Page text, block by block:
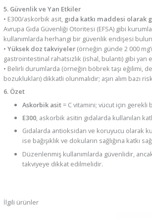
5. Güvenlik ve Yan Etkiler
• E300/askorbik asit, gıda katkı maddesi olarak
Avrupa Gıda Güvenliği Otoritesi (EFSA) gibi
kullanımlarda herhangi bir güvenlik endişesi
• Yüksek doz takviyeler(örneğin günde 2 000
gastrointestinal rahatsızlık (ishal, bulantı) gibi
• Belirli durumlarda (örneğin böbrek taşı eğilimi,
bozuklukları) dikkatli olunmalıdır; aşırı alım bazı
6. Özet
Askorbik asit= C vitamini; vücut için gerekli
E300, askorbik asitin gıdalarda kullanılan
Gıdalarda antioksidan ve koruyucu olarak
ise bağışıklık ve dokuların sağlığına katkı
Düzenlenmiş kullanımlarda güvenlidir,
takviyeye dikkat edilmelidir.
İlgili ürünler